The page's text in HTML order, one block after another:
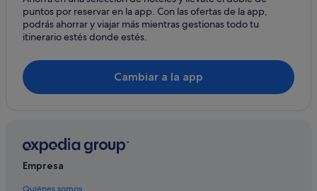
puntos por reservar en la app. Con las ofertas de la app,
podrás ahorrar y viajar más mientras gestionas todo tu
itinerario estés donde estés.
Cambiar a la app
Empresa
Quiénes somos